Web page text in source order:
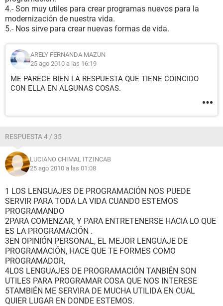
4.- Son muy utiles para crear programas nuevos para la
modernización de nuestra vida.
5.- Nos sirve para crear nuevas formas de vida.
ARELY FERNANDA MAZUN
25 ago 2010 a las 16:19
ME PARECE BIEN LA RESPUESTA QUE TIENE COINCIDO
CON ELLA EN ALGUNAS COSAS.
RESPUESTA 4 / 35
LUCIANO CHIMAL ITZINCAB
25 ago 2010 a las 01:08
1 LOS LENGUAJES DE PROGRAMACIÓN NOS PUEDE
SERVIR PARA TODA LA VIDA CUANDO ESTEMOS
PROGRAMANDO
2PARA COMENZAR, Y PARA ENTRETENERSE HACIA LO QUE
ES LA PROGRAMACIÓN .
3EN OPINIÓN PERSONAL, EL MEJOR LENGUAJE DE
PROGRAMACIÓN, HACE QUE TE FORMES COMO
PROGRAMADOR,
4LOS LENGUAJES DE PROGRAMACIÓN TANBIÉN SON
UTILES PARA PROGRAMAR COSA QUE NOS INTERESE
5TAMBIÉN ME SERVIRA DE MUCHA UTILIDA EN CUAL
QUIER LUGAR EN DONDE ESTEMOS.